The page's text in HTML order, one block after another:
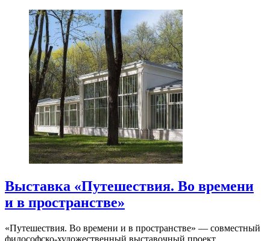
Выставка «Путешествия. Во времени
и в пространстве»
«Путешествия. Во времени и в пространстве» — совместный
философско-художественный выставочный проект…